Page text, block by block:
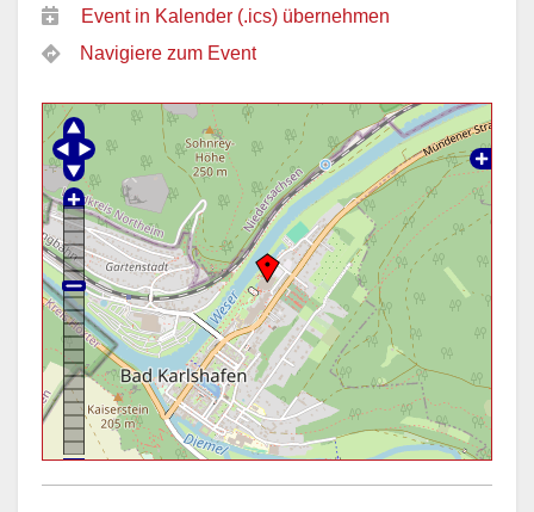
Event in Kalender (.ics) übernehmen
Navigiere zum Event